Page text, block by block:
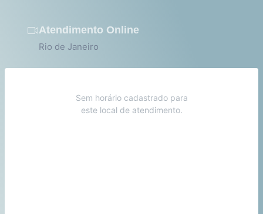
Atendimento Online
Rio de Janeiro
Sem horário cadastrado para
este local de atendimento.